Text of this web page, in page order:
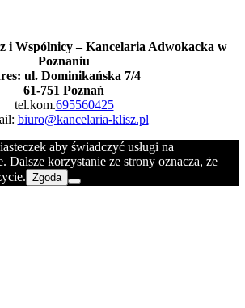
i Wspólnicy – Kancelaria Adwokacka w
Poznaniu
ul. Dominikańska 7/4
61-751 Poznań
tel.kom.695560425
biuro@kancelaria-klisz.pl
aby świadczyć usługi na
Dalsze korzystanie ze strony oznacza, że
Zgoda